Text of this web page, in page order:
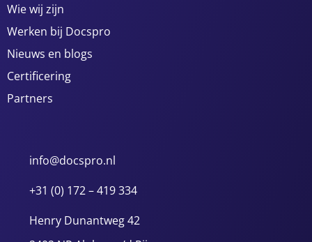
Wie wij zijn
Werken bij Docspro
Nieuws en blogs
Certificering
Partners
info@docspro.nl
+31 (0) 172 – 419 334
Henry Dunantweg 42